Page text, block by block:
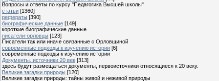
Вопросы и ответы по курсу "Педагогика Высшей школы"
статьи [1360]
рефераты [390]
биографические данные [149]
короткие биографические данные
писатели-орловцы [123]
Писатели так или иначе связанные с Орловщиной
современные подходы к изучению истории [6]
современные подходы к изучению истории
Документы, источники 20 век [313]
здесь будут размещаться документы, первоисточники относящиеся к 20 веку.
Великие загадки природы [120]
Великие загадки природы: тайны живой и неживой природы